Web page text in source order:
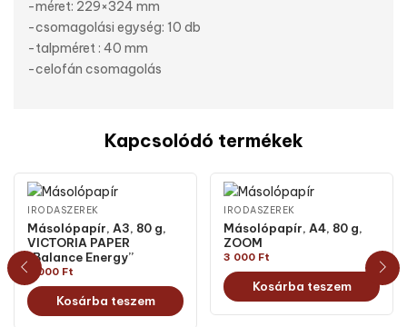
-méret: 229×324 mm
-csomagolási egység: 10 db
-talpméret : 40 mm
-celofán csomagolás
Kapcsolódó termékek
IRODASZEREK
Másolópapír, A3, 80 g,
VICTORIA PAPER
“Balance Energy”
6 000 Ft
Kosárba teszem
IRODASZEREK
Másolópapír, A4, 80 g,
ZOOM
3 000 Ft
Kosárba teszem